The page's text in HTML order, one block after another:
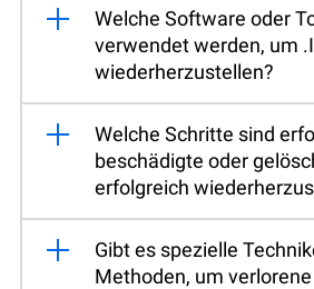
Welche Software oder
verwendet werden, um
wiederherzustellen?
Welche Schritte sind
beschädigte oder
erfolgreich
Gibt es spezielle
Methoden, um